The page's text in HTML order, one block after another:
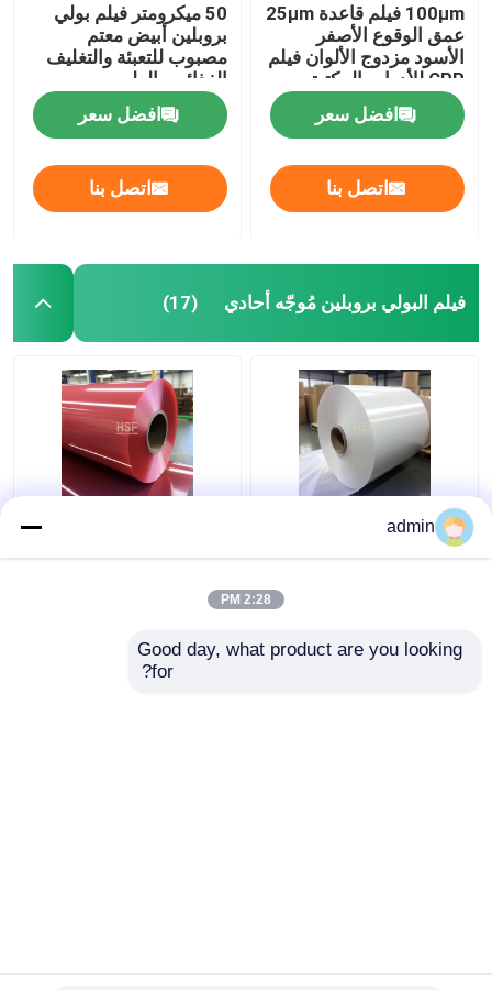
100μm فيلم قاعدة 25μm
عمق الوقوع الأصفر
الأسود مزدوج الألوان فيلم
CPP للأدوات المكتبة
الممتازة والتغليف
الصناعيافضل سعر
اتصل بنا
50 ميكرومتر فيلم بولي
بروبلين أبيض معتم
مصبوب للتعبئة والتغليف
الغذائي والطبي
افضل سعر
اتصل بنا
فيلم البولي بروبلين مُوجّه أحادي (17)
70 ميكرومتر متوافق مع
1300mm الشفاف الأحمر
للشرائط الملصقات
والتغليف الغذائي
admin
2:28 PM
Good day, what product are you looking
for?